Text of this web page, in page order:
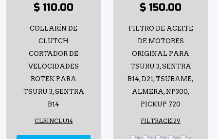
$ 110.00
COLLARÍN DE
CLUTCH
CORTADOR DE
VELOCIDADES
ROTEK PARA
TSURU 3, SENTRA
B14
CLRINCLU14
$ 150.00
FILTRO DE ACEITE
DE MOTORES
ORIGINAL PARA
TSURU 3, SENTRA
B14, D21, TSUBAME,
ALMERA, NP300,
PICKUP 720
FILTRACEI29